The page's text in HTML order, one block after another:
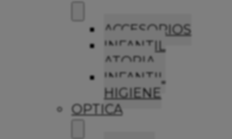
ACCESORIOS
INFANTIL
ATOPIA
INFANTIL
HIGIENE
OPTICA